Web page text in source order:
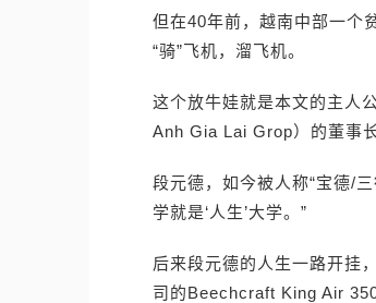
但在40年前，越南中部一个
“骑”飞机，溜飞机。
这个放牛娃就是本文的主人
Anh Gia Lai Grop）的董事
段元德，如今被人称“宝德/
学就是‘人生’大学。”
后来段元德的人生一路开挂
司的Beechcraft King Air